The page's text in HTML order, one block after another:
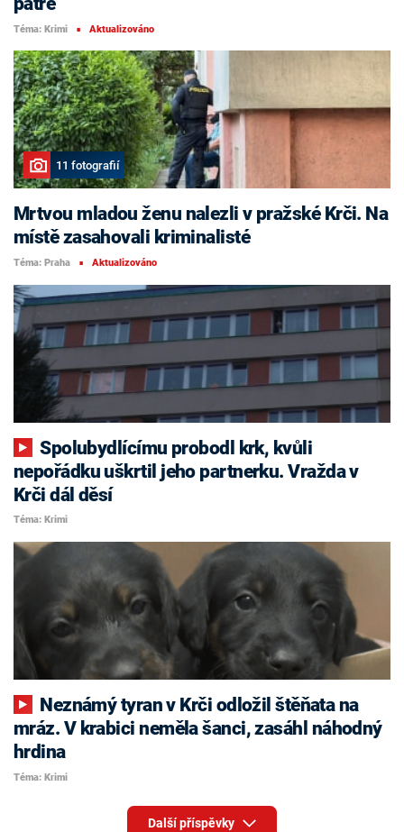
Téma: Krimi ■ Aktualizováno
11 fotografií
Mrtvou mladou ženu nalezli v pražské Krči. Na
místě zasahovali kriminalisté
Téma: Praha ■ Aktualizováno
Spolubydlícímu probodl krk, kvůli
nepořádku uškrtil jeho partnerku. Vražda v
Krči dál děsí
Téma: Krimi
mráz. V krabici neměla šanci, zasáhl náhodný
hrdina
Téma: Krimi
Další příspěvky